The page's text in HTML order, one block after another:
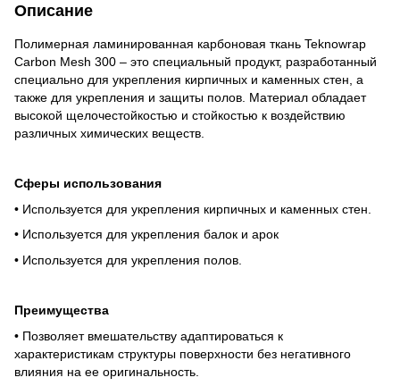
Описание
Полимерная ламинированная карбоновая ткань Teknowrap
Carbon Mesh 300 – это специальный продукт, разработанный
специально для укрепления кирпичных и каменных стен, а
также для укрепления и защиты полов. Материал обладает
высокой щелочестойкостью и стойкостью к воздействию
различных химических веществ.
Сферы использования
• Используется для укрепления кирпичных и каменных стен.
• Используется для укрепления балок и арок
• Используется для укрепления полов.
Преимущества
• Позволяет вмешательству адаптироваться к
характеристикам структуры поверхности без негативного
влияния на ее оригинальность.